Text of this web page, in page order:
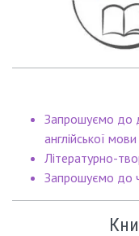
Запрошуємо до
англійської мови
Літературно-
Запрошуємо до